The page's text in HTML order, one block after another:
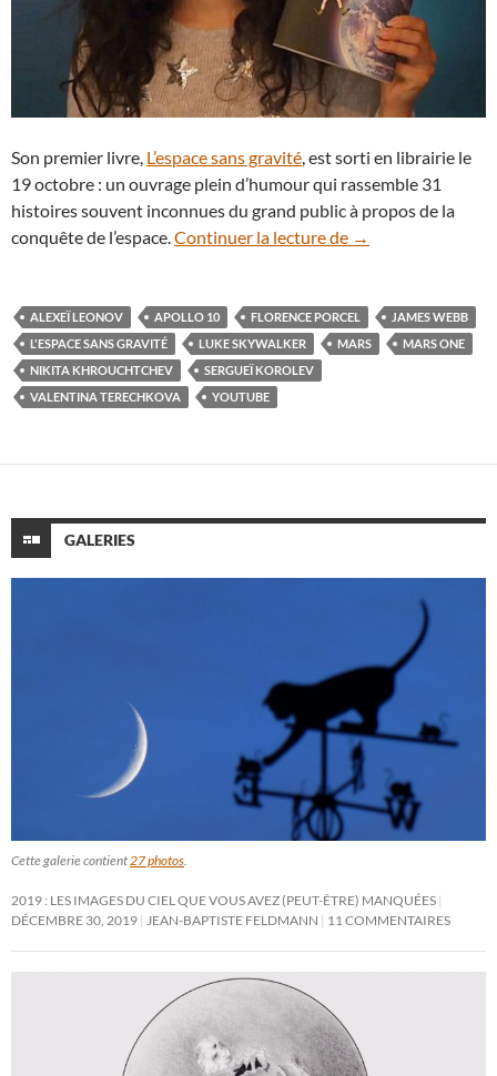
Son premier livre, L’espace sans gravité, est sorti en librairie le
19 octobre : un ouvrage plein d’humour qui rassemble 31
histoires souvent inconnues du grand public à propos de la
conquête de l’espace.Continuer la lecture de L’espace sans
→
ALEXEÏ LEONOV APOLLO 10 FLORENCE PORCEL
JAMES WEBB
L'ESPACE SANS GRAVITÉ
LUKE SKYWALKER MARS
MARS ONE
NIKITA KHROUCHTCHEV
SERGUEÏ KOROLEV
VALENTINA TERECHKOVA
YOUTUBE
GALERIES
Cette galerie contient27 photos.
2019 : LES IMAGES DU CIEL QUE VOUS AVEZ (PEUT-ÊTRE) MANQUÉES
DÉCEMBRE 30, 2019 JEAN-BAPTISTE FELDMANN 11 COMMENTAIRES